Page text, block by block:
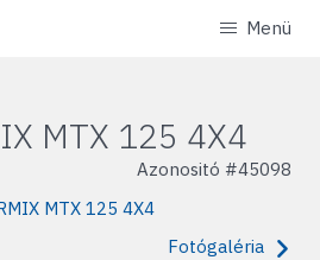
Menü
MTX 125 4X4
Azonositó #45098
Fotógaléria